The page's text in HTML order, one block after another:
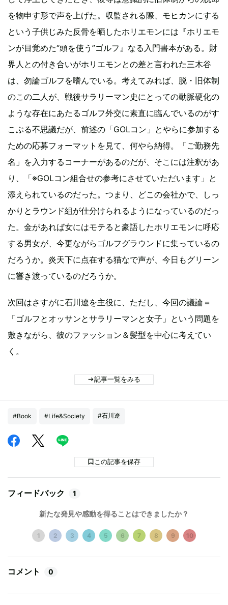
を物申す形で声を上げた。収監される際、モヒカンにする
という子供じみた反骨を晒したホリエモンには『ホリエモ
ンが目覚めた“頭を使う”ゴルフ』なる入門書本がある。財
界人との付き合いがホリエモンとの差と言われた三木谷
は、勿論ゴルフを嗜んでいる。考えてみれば、脱・旧体制
のこの二人が、戦後サラリーマン史にとっての動脈硬化の
ような存在にあたるゴルフ外交に素直に臨んでいるのがす
こぶる不思議だが、前述の「GOLコン」とやらに参加する
ための応募フォーマットを見て、何やら納得。「ご勤務先
名」を入力するコーナーがあるのだが、そこには注釈があ
り、「※GOLコン組合せの参考にさせていただいます」と
添えられているのだった。つまり、どこの会社かで、しっ
かりとラウンド組が仕分けられるようになっているのだっ
た。金があれば女にはモテると豪語したホリエモンに呼応
する男女が、今更ながらゴルフグラウンドに集っているの
だろうか。炎天下に点在する猫なで声が、今日もグリーン
に響き渡っているのだろうか。
次回はさすがに石川遼を主役に、ただし、今回の議論＝
「ゴルフとオッサンとサラリーマンと女子」という問題を
敷きながら、彼のファッション＆髪型を中心に考えてい
く。
記事一覧をみる
#Book #Life&Society #石川遼
この記事を保存
フィードバック 1
新たな発見や感動を得ることはできましたか？
1 2 3 4 5 6 7 8 9 10
コメント 0